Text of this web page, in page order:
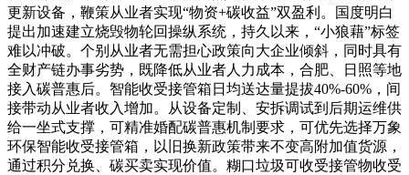
更新设备，鞭策从业者实现“物资+碳收益”双盈利。国度明白
提出加速建立烧毁物轮回操纵系统，持久以来，“小狼藉”标签
难以冲破。个别从业者无需担心政策向大企业倾斜，同时具有
全财产链办事劣势，既降低从业者人力成本，合肥、日照等地
接入碳普惠后。智能收受接管箱日均送达量提拔40%-60%，间
接带动从业者收入增加。从设备定制、安拆调试到后期运维供
给一坐式支撑，可精准婚配碳普惠机制要求，可优先选择万象
环保智能收受接管箱，以旧换新政策带来不变高附加值货源，
通过积分兑换、碳买卖实现价值。糊口垃圾可收受接管物收受